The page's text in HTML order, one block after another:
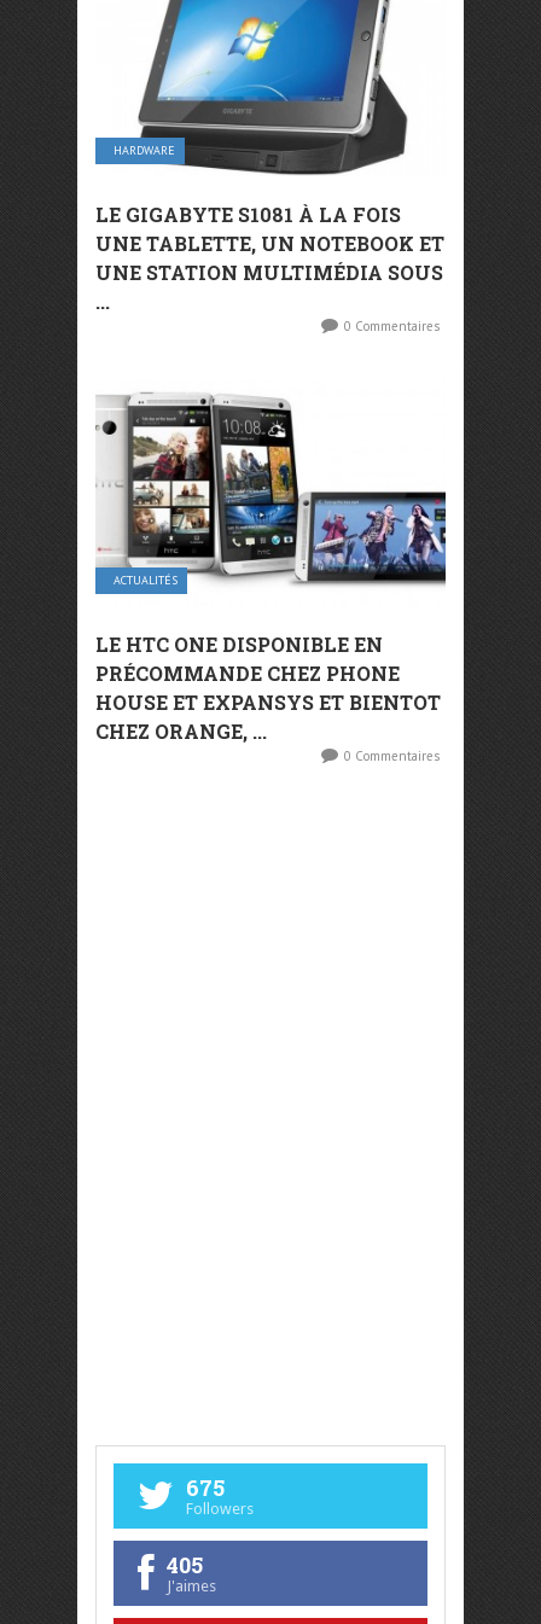
HARDWARE
LE GIGABYTE S1081 À LA FOIS
UNE TABLETTE, UN NOTEBOOK ET
UNE STATION MULTIMÉDIA SOUS
...
0 Commentaires
ACTUALITÉS
LE HTC ONE DISPONIBLE EN
PRÉCOMMANDE CHEZ PHONE
HOUSE ET EXPANSYS ET BIENTOT
CHEZ ORANGE, ...
0 Commentaires
675
Followers
405
J'aimes